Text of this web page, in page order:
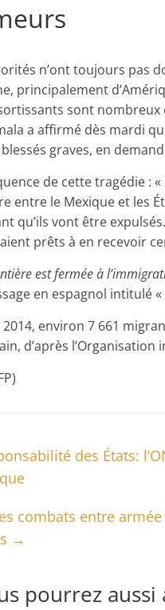
n’ont toujours pas
principalement
sont nombreux
a affirmé dès mardi
graves, en
de cette tragédie : «
entre le Mexique et les
qu’ils vont être
prêts à en recevoir
est fermée à
en espagnol intitulé «
2014, environ 7 661
d’après
des États:
combats entre
→
pourrez aussi